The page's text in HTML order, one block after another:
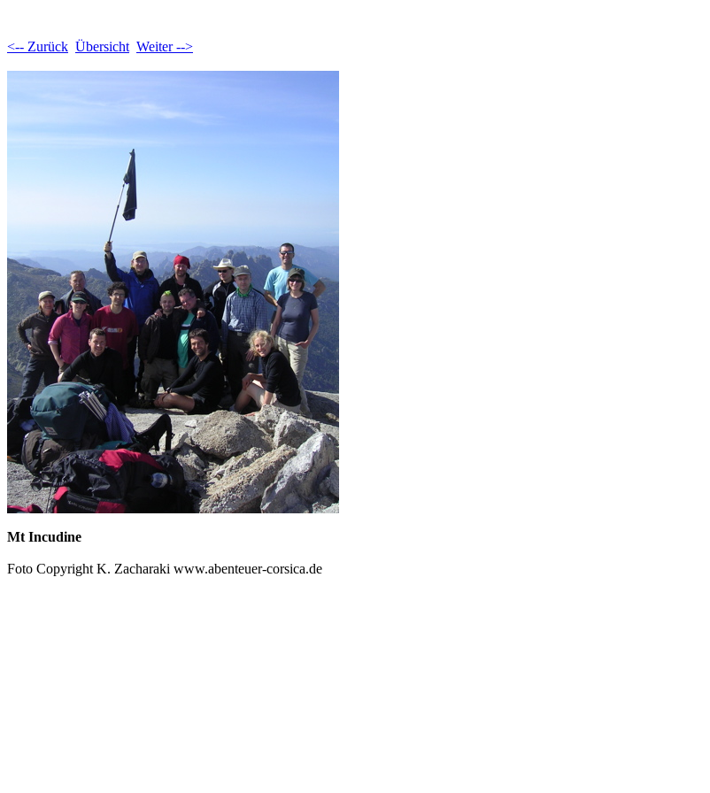
<-- Zurück Übersicht Weiter -->
Mt Incudine
Foto Copyright K. Zacharaki www.abenteuer-corsica.de